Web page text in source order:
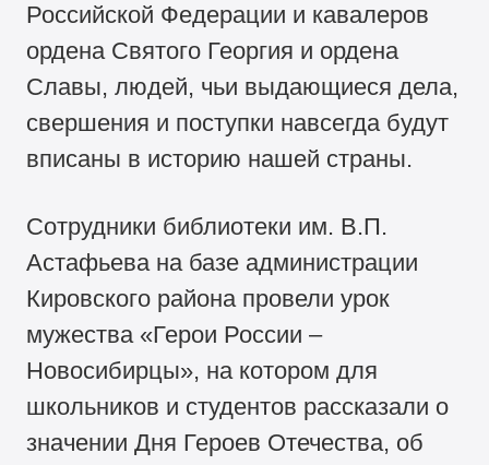
Российской Федерации и кавалеров
ордена Святого Георгия и ордена
Славы, людей, чьи выдающиеся дела,
свершения и поступки навсегда будут
вписаны в историю нашей страны.
Сотрудники библиотеки им. В.П.
Астафьева на базе администрации
Кировского района провели урок
мужества «Герои России –
Новосибирцы», на котором для
школьников и студентов рассказали о
значении Дня Героев Отечества, об